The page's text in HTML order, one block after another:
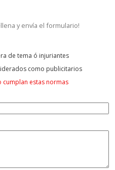
y envía el formulario!
de tema ó injuriantes
como publicitarios
cumplan estas normas